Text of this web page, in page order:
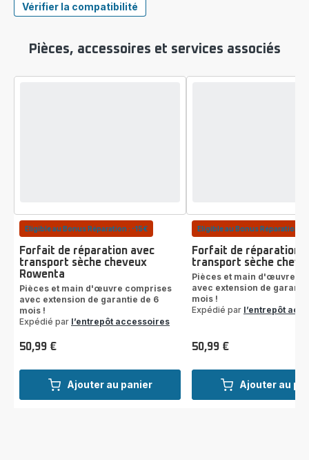
Vérifier la compatibilité
Pièces, accessoires et services associés
Ajouter au panier
Eligible au Bonus Réparation : -15€
Forfait de réparation avec
transport sèche cheveux
Rowenta
Pièces et main d'œuvre comprises
avec extension de garantie de 6
mois !
Expédié par l’entrepôt accessoires
Prix
50,99 €
Ajouter au
Eligible au Bonus Réparation : -
Forfait de réparation
transport sèche
Pièces et main d'œuvre
avec extension de
mois !
Expédié par l’entrepôt
Prix
50,99 €